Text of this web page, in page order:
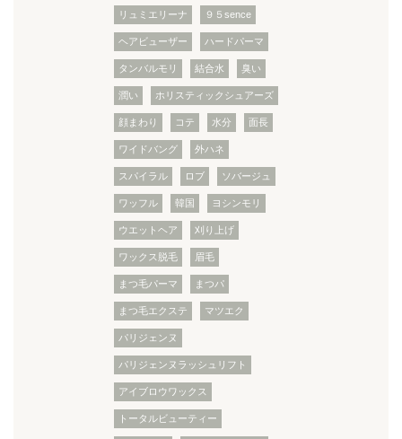
リュミエリーナ ９５sence
ヘアビューザー ハードパーマ
タンバルモリ 結合水 臭い
潤い ホリスティックシュアーズ
顔まわり コテ 水分 面長
ワイドバング 外ハネ
スパイラル ロブ ソバージュ
ワッフル 韓国 ヨシンモリ
ウエットヘア 刈り上げ
ワックス脱毛 眉毛
まつ毛パーマ まつパ
まつ毛エクステ マツエク
パリジェンヌ
パリジェンヌラッシュリフト
アイブロウワックス
トータルビューティー